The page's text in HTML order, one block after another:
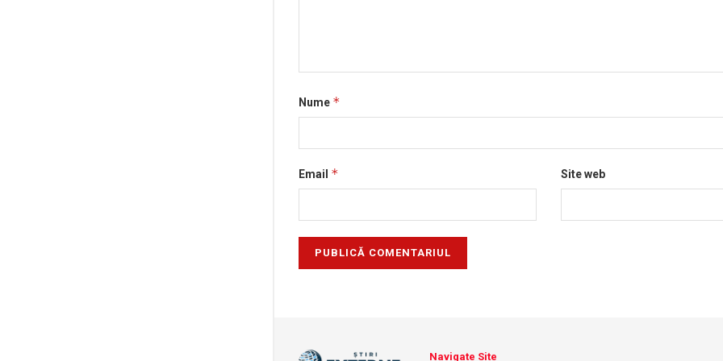
Nume *
Email * Site web
Navigate Site